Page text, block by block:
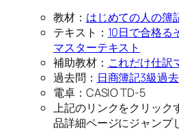
教材： はじめての人の簿
テキスト： 10日で合格る
マスターテキスト
補助教材： これだけ仕訳
過去問： 日商簿記3級過
電卓：CASIO TD-5
上記のリンクをクリック
品詳細ページにジャンプ